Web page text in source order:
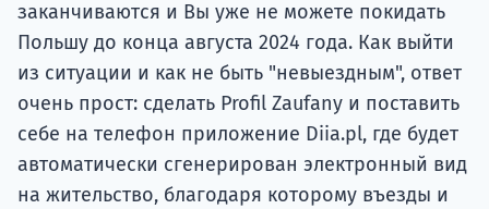
заканчиваются и Вы уже не можете покидать
Польшу до конца августа 2024 года. Как выйти
из ситуации и как не быть "невыездным", ответ
очень прост: сделать Profil Zaufany и поставить
себе на телефон приложение Diia.pl, где будет
автоматически сгенерирован электронный вид
на жительство, благодаря которому въезды и